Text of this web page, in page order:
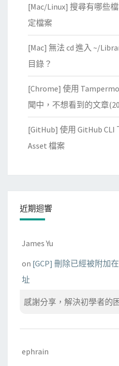
[Mac/Linux] 搜尋有哪些
定檔案
[Mac] 無法 cd 進入 ~/
目錄？
[Chrome] 使用
聞中，不想看到的文章
[GitHub] 使用 GitHub CLI
Asset 檔案
近期迴響
James Yu
on [GCP] 刪除已經被附加
址
感謝分享，解決初學者的
ephrain